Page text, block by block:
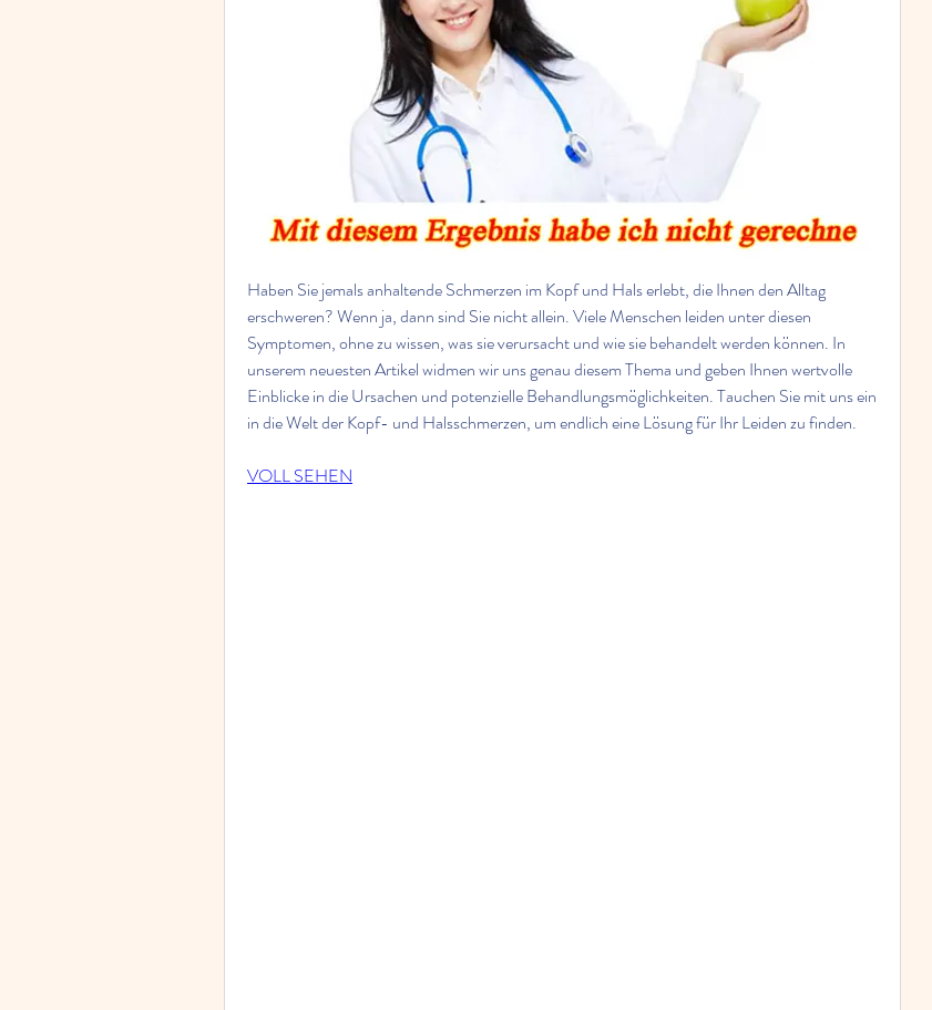
Haben Sie jemals anhaltende Schmerzen im Kopf und Hals erlebt, die Ihnen den Alltag
erschweren? Wenn ja, dann sind Sie nicht allein. Viele Menschen leiden unter diesen
Symptomen, ohne zu wissen, was sie verursacht und wie sie behandelt werden können. In
unserem neuesten Artikel widmen wir uns genau diesem Thema und geben Ihnen wertvolle
Einblicke in die Ursachen und potenzielle Behandlungsmöglichkeiten. Tauchen Sie mit uns ein
in die Welt der Kopf- und Halsschmerzen, um endlich eine Lösung für Ihr Leiden zu finden.
VOLL SEHEN